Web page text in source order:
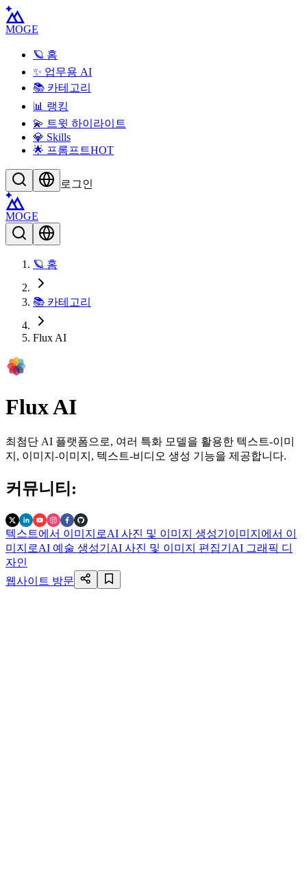
MOGE
🪐 홈
✨ 업무용 AI
📚 카테고리
📊 랭킹
💫 트윗 하이라이트
💎 Skills
🌟 프롬프트HOT
로그인
MOGE
🪐 홈
📚 카테고리
Flux AI
Flux AI
최첨단 AI 플랫폼으로, 여러 특화 모델을 활용한 텍스트-이미
지, 이미지-이미지, 텍스트-비디오 생성 기능을 제공합니다.
커뮤니티 :
텍스트에서 이미지로AI 사진 및 이미지 생성기 이미지에서 이
미지로AI 예술 생성기 AI 사진 및 이미지 편집기 AI 그래픽 디
자인
웹사이트 방문